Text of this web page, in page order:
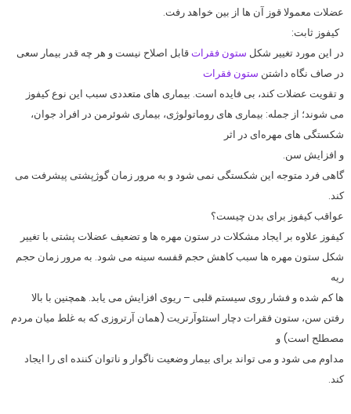
عضلات معمولا قوز آن ها از بین خواهد رفت.
کیفوز ثابت:
در این مورد تغییر شکل ستون فقراتقابل اصلاح نیست و هر چه قدر بیمار سعی
در صاف نگاه داشتن ستون فقرات
و تقویت عضلات کند، بی ‌فایده است. بیماری ‌های متعددی سبب این نوع کیفوز
می ‌شوند؛ از جمله: بیماری ‌های روماتولوژی، بیماری شوئرمن در افراد جوان،
شکستگی ‌های مهره‌ای در اثر
و افزایش سن.
گاهی فرد متوجه این شکستگی نمی ‌شود و به مرور زمان گوژپشتی پیشرفت می
‌کند.
عواقب کیفوز برای بدن چیست؟
کیفوز علاوه بر ایجاد مشکلات در ستون مهره‌ ها و تضعیف عضلات پشتی با تغییر
شکل ستون مهره‌ ها سبب کاهش حجم قفسه سینه می ‌شود. به مرور زمان حجم
ریه‌
ها کم شده و فشار روی سیستم قلبی‌ – ریوی افزایش می ‌یابد. همچنین با بالا
رفتن سن، ستون فقرات دچار استئوآرتریت (همان آرتروزی که به غلط میان مردم
مصطلح است) و
مداوم می ‌شود و می ‌تواند برای بیمار وضعیت ناگوار و ناتوان ‌کننده ‌ای را ایجاد
کند.